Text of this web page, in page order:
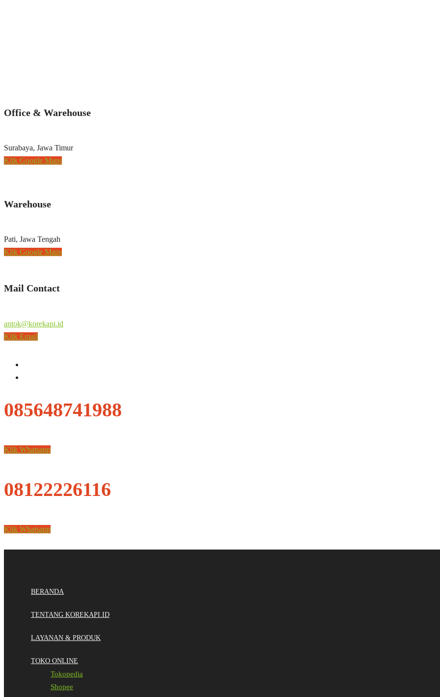
Office & Warehouse
Surabaya, Jawa Timur
Klik Google Maps
Warehouse
Pati, Jawa Tengah
Klik Google Maps
Mail Contact
antok@korekapi.id
Klik Email
085648741988
Klik Whatsapp
08122226116
Klik Whatsapp
BERANDA
TENTANG KOREKAPI.ID
LAYANAN & PRODUK
TOKO ONLINE
Tokopedia
Shopee